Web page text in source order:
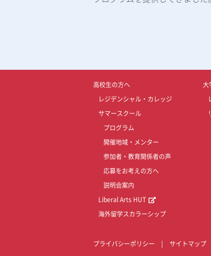
高校生の方へ
レジデンシャル・カレッジ
サマースクール
プログラム
開催地域・メンター
参加者・教育関係者の声
応募をお考えの方へ
説明会案内
Liberal Arts HUT
海外留学スカラーシップ
大
プライバシーポリシー サイトマップ